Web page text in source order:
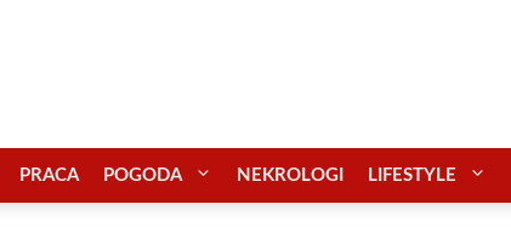
PRACA POGODA NEKROLOGI LIFESTYLE